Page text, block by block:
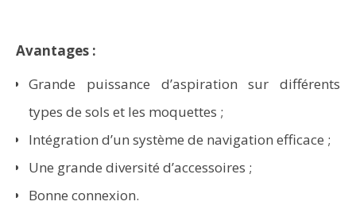
Avantages :
Grande puissance d’aspiration sur différents
types de sols et les moquettes ;
Intégration d’un système de navigation efficace ;
Une grande diversité d’accessoires ;
Bonne connexion.